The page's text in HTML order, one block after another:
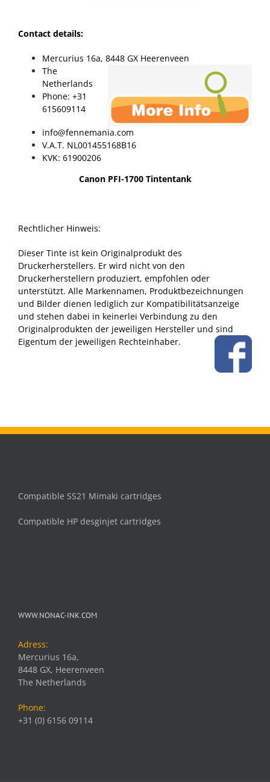
Contact details:
Mercurius 16a, 8448 GX Heerenveen
The
Netherlands
Phone: +31
615609114
info@fennemania.com
V.A.T. NL001455168B16
KVK: 61900206
Canon PFI-1700 Tintentank
Rechtlicher Hinweis:
Dieser Tinte ist kein Originalprodukt des
Druckerherstellers. Er wird nicht von den
Druckerherstellern produziert, empfohlen oder
unterstützt. Alle Markennamen, Produktbezeichnungen
und Bilder dienen lediglich zur Kompatibilitätsanzeige
und stehen dabei in keinerlei Verbindung zu den
Originalprodukten der jeweiligen Hersteller und sind
Eigentum der jeweiligen Rechteinhaber.
Compatible SS21 Mimaki cartridges
Compatible HP desginjet cartridges
WWW.NONAC-INK.COM
Adress:
Mercurius 16a,
8448 GX, Heerenveen
The Netherlands
Phone:
+31 (0) 6156 09114